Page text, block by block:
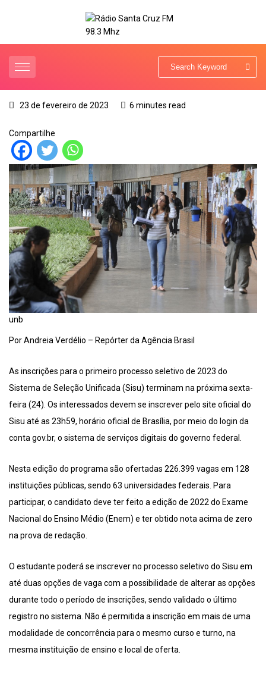
23 de fevereiro de 2023 6 minutes read
Compartilhe
unb
Por Andreia Verdélio – Repórter da Agência Brasil
As inscrições para o primeiro processo seletivo de 2023 do
Sistema de Seleção Unificada (Sisu) terminam na próxima sexta-
feira (24). Os interessados devem se inscrever pelo site oficial do
Sisu até as 23h59, horário oficial de Brasília, por meio do login da
conta gov.br, o sistema de serviços digitais do governo federal.
Nesta edição do programa são ofertadas 226.399 vagas em 128
instituições públicas, sendo 63 universidades federais. Para
participar, o candidato deve ter feito a edição de 2022 do Exame
Nacional do Ensino Médio (Enem) e ter obtido nota acima de zero
na prova de redação.
O estudante poderá se inscrever no processo seletivo do Sisu em
até duas opções de vaga com a possibilidade de alterar as opções
durante todo o período de inscrições, sendo validado o último
registro no sistema. Não é permitida a inscrição em mais de uma
modalidade de concorrência para o mesmo curso e turno, na
mesma instituição de ensino e local de oferta.